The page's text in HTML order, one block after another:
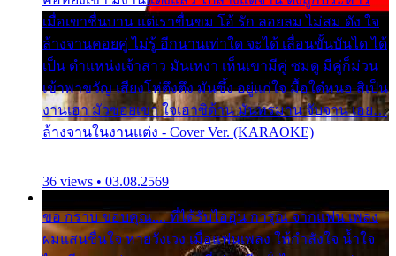
เมื่อเขาชื่นบาน แต่เราขื่นขม โอ้ รัก ลอยลม ไม่สม ดัง ใจ
ล้างจานคอยคู่ ไม่รู้ อีกนานเท่าใด จะได้ เลื่อนขั้นบันได ได้
เป็น ตำแหน่งเจ้าสาว มันเหงา เห็นเขามีคู่ ซมดู มีคู่ก็ม่วน
เข้าพาขวัญ เสียงโห่ตึงตึง มันซึ้ง อยู่แก่ใจ มื้อใด๋หนอ สิเป็น
งานเฮา มัวซอยเขา ใจเฮาซิด้าน มันทรมาน จับจาน เอย…
ล้างจานในงานแต่ง - Cover Ver. (KARAOKE)
36 views • 03.08.2569
ขอ กราบ ขอบคุณ.... ที่ได้รับไออุ่น การุณ จากแฟน เพลง
ผมแสนชื่นใจ หายวังเวง เมื่อแฟนเพลง ให้กำลังใจ น้ำใจ